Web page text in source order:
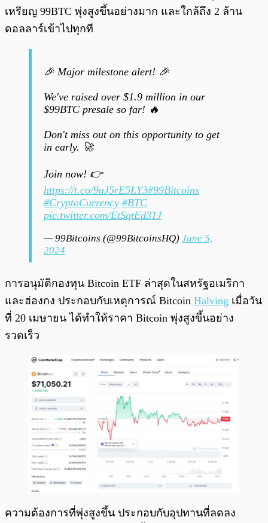
เหรียญ 99BTC พุ่งสูงขึ้นอย่างมาก และใกล้ถึง 2 ล้าน
ดอลลาร์เข้าไปทุกที
🎉 Major milestone alert! 🎉
We've raised over $1.9 million in our
$99BTC presale so far! 🔥
Don't miss out on this opportunity to get
in early. 🚀
Join now! 👉
https://t.co/9aJ5rE5LY3#99Bitcoins
#CryptoCurrency #BTC
pic.twitter.com/EtSqtEd31J
— 99Bitcoins (@99BitcoinsHQ) June 5,
2024
การอนุมัติกองทุน Bitcoin ETF ล่าสุดในสหรัฐอเมริกา
และฮ่องกง ประกอบกับเหตุการณ์ Bitcoin Halving เมื่อวัน
ที่ 20 เมษายน ได้ทำให้ราคา Bitcoin พุ่งสูงขึ้นอย่าง
รวดเร็ว
ความต้องการที่พุ่งสูงขึ้น ประกอบกับอุปทานที่ลดลง